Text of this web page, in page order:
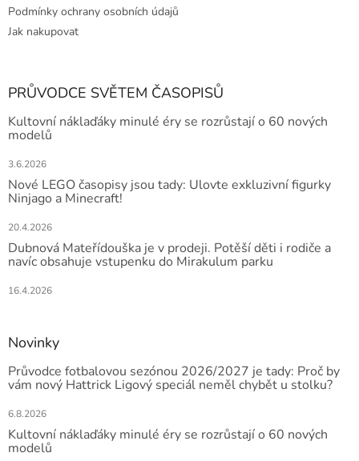
Podmínky ochrany osobních údajů
Jak nakupovat
PRŮVODCE SVĚTEM ČASOPISŮ
Kultovní náklaďáky minulé éry se rozrůstají o 60 nových
modelů
3.6.2026
Nové LEGO časopisy jsou tady: Ulovte exkluzivní figurky
Ninjago a Minecraft!
20.4.2026
Dubnová Mateřídouška je v prodeji. Potěší děti i rodiče a
navíc obsahuje vstupenku do Mirakulum parku
16.4.2026
Novinky
Průvodce fotbalovou sezónou 2026/2027 je tady: Proč by
vám nový Hattrick Ligový speciál neměl chybět u stolku?
6.8.2026
Kultovní náklaďáky minulé éry se rozrůstají o 60 nových
modelů